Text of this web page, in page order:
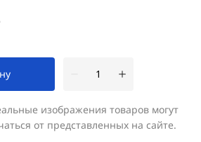
изображения товаров могут
от представленных на сайте.